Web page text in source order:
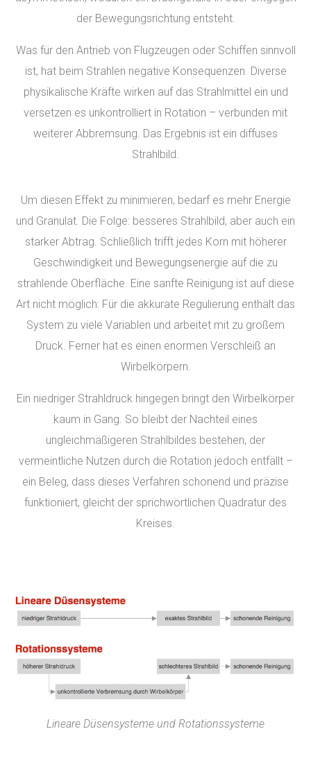
der Bewegungsrichtung entsteht.
Was für den Antrieb von Flugzeugen oder Schiffen sinnvoll
ist, hat beim Strahlen negative Konsequenzen. Diverse
physikalische Kräfte wirken auf das Strahlmittel ein und
versetzen es unkontrolliert in Rotation – verbunden mit
weiterer Abbremsung. Das Ergebnis ist ein diffuses
Strahlbild.
Um diesen Effekt zu minimieren, bedarf es mehr Energie
und Granulat. Die Folge: besseres Strahlbild, aber auch ein
starker Abtrag. Schließlich trifft jedes Korn mit höherer
Geschwindigkeit und Bewegungsenergie auf die zu
strahlende Oberfläche. Eine sanfte Reinigung ist auf diese
Art nicht möglich: Für die akkurate Regulierung enthält das
System zu viele Variablen und arbeitet mit zu großem
Druck. Ferner hat es einen enormen Verschleiß an
Wirbelkörpern.
Ein niedriger Strahldruck hingegen bringt den Wirbelkörper
kaum in Gang. So bleibt der Nachteil eines
ungleichmäßigeren Strahlbildes bestehen, der
vermeintliche Nutzen durch die Rotation jedoch entfällt –
ein Beleg, dass dieses Verfahren schonend und präzise
funktioniert, gleicht der sprichwörtlichen Quadratur des
Kreises.
Lineare Düsensysteme und Rotationssysteme